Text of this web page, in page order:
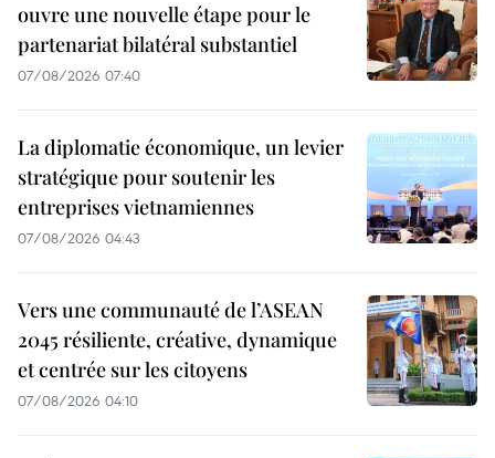
ouvre une nouvelle étape pour le
partenariat bilatéral substantiel
07/08/2026 07:40
La diplomatie économique, un levier
stratégique pour soutenir les
entreprises vietnamiennes
07/08/2026 04:43
Vers une communauté de l’ASEAN
2045 résiliente, créative, dynamique
et centrée sur les citoyens
07/08/2026 04:10